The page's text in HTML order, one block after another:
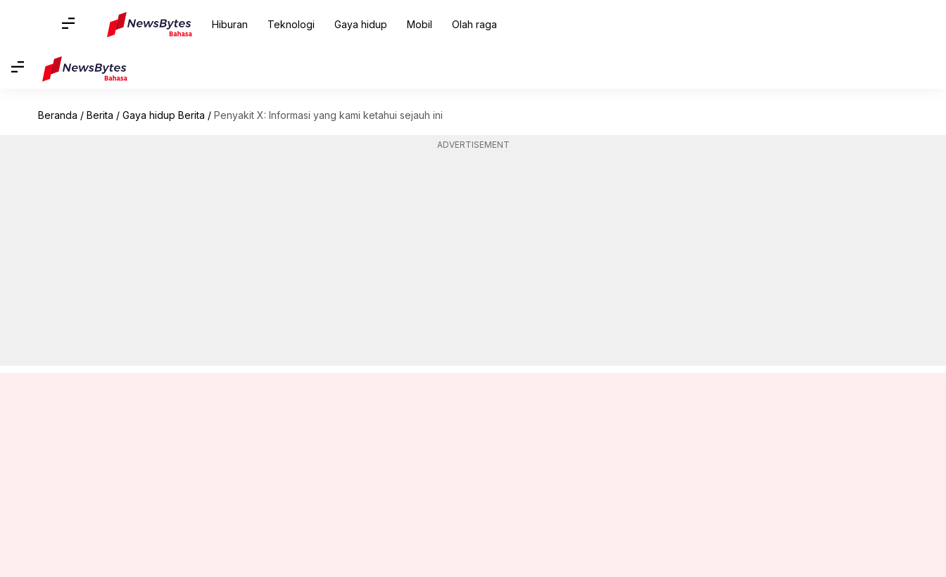
Hiburan Teknologi Gaya hidup Mobil Olah raga
Beranda / Berita / Gaya hidup Berita / Penyakit X: Informasi yang kami ketahui sejauh ini
ADVERTISEMENT